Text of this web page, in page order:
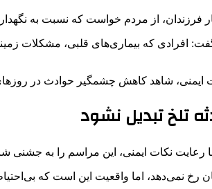
فرزندان، از مردم خواست که نسبت به
افرادی که بیماری‌های قلبی، مشکلات
ایمنی، شاهد کاهش چشمگیر حوادث در
تلخ تبدیل نشود
نکات ایمنی، این مراسم را به جشنی
رخ نمی‌دهد، اما واقعیت این است که